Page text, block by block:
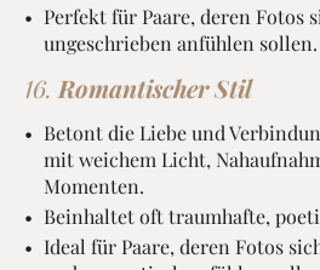
Perfekt für Paare, deren Fotos
ungeschrieben anfühlen sollen.
16. Romantischer Stil
Betont die Liebe und
mit weichem Licht,
Momenten.
Beinhaltet oft traumhafte,
Ideal für Paare, deren Fotos